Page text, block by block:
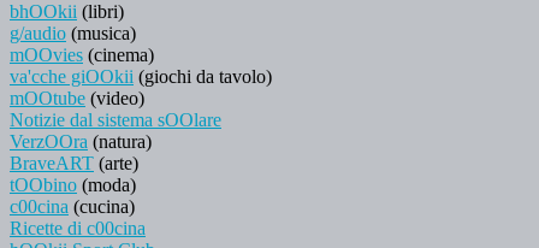
bhOOkii (libri)
g/audio (musica)
mOOvies (cinema)
va'cche giOOkii (giochi da tavolo)
mOOtube (video)
Notizie dal sistema sOOlare
VerzOOra (natura)
BraveART (arte)
tOObino (moda)
c00cina (cucina)
Ricette di c00cina